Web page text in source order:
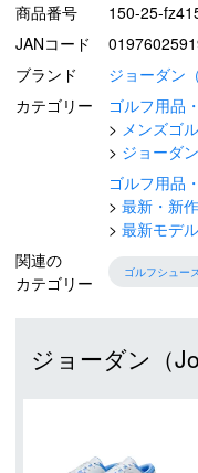
商品番号
150-25-
JANコード
ブランド
ジョーダン
カテゴリー
ゴルフ用品
メンズゴ
ジョーダ
ゴルフ用品
最新・新
最新モデ
関連の
カテゴリー
ゴルフシュー
ジョーダン（